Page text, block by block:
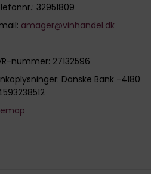
: 32951809
: amager@vinhandel.dk
nummer: 27132596
: Danske Bank -4180